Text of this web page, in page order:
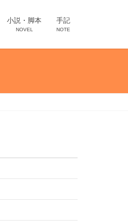
小説・脚本
NOVEL
手記
NOTE